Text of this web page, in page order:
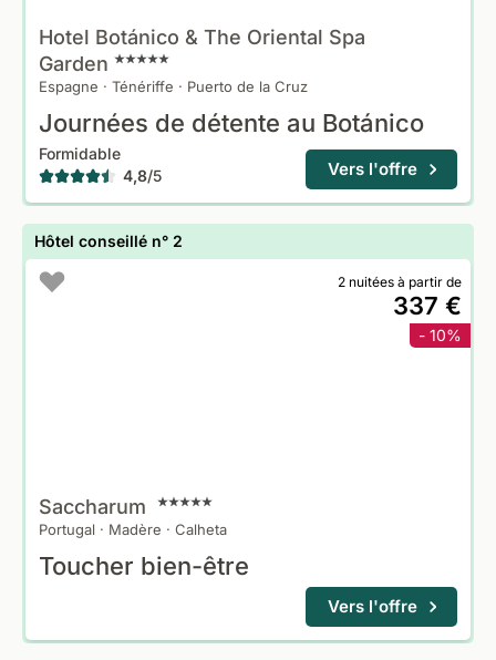
Hotel Botánico & The Oriental Spa
Garden
Espagne · Ténériffe · Puerto de la Cruz
Journées de détente au Botánico
Formidable
4,8/5 Vers l'offre
Hôtel conseillé n° 2
2 nuitées à partir de
337 €
- 10%
Saccharum
Portugal · Madère · Calheta
Toucher bien-être
Vers l'offre